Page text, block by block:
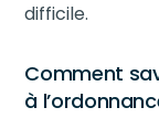
difficile.
Comment
à